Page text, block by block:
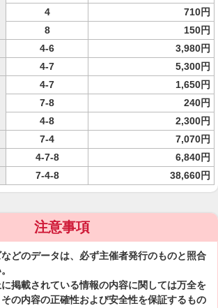
4
710円
8
150円
4-6
3,980円
4-7 5,300円
4-7
1,650円
7-8
240円
4-8
2,300円
7-4
7,070円
4-7-8
6,840円
7-4-8 38,660円
注意事項
どのデータは、必ず主催者発行のものと照合
掲載されている情報の内容に関しては万全を
の内容の正確性および安全性を保証するもの